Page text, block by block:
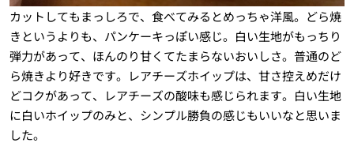
カットしてもまっしろで、食べてみるとめっちゃ洋風。どら焼
きというよりも、パンケーキっぽい感じ。白い生地がもっちり
弾力があって、ほんのり甘くてたまらないおいしさ。普通のど
ら焼きより好きです。レアチーズホイップは、甘さ控えめだけ
どコクがあって、レアチーズの酸味も感じられます。白い生地
に白いホイップのみと、シンプル勝負の感じもいいなと思いま
した。